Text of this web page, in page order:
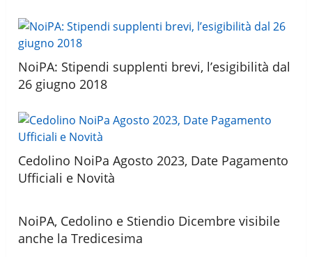
NoiPA: Stipendi supplenti brevi, l’esigibilità dal
26 giugno 2018
Cedolino NoiPa Agosto 2023, Date Pagamento
Ufficiali e Novità
NoiPA, Cedolino e Stiendio Dicembre visibile
anche la Tredicesima